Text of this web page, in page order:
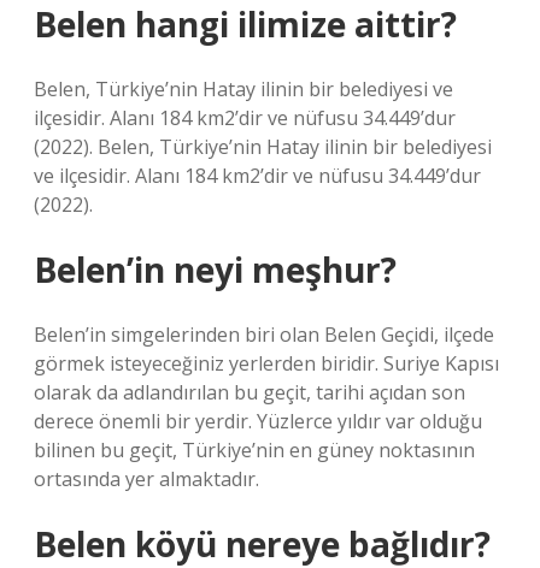
Belen hangi ilimize aittir?
Belen, Türkiye’nin Hatay ilinin bir belediyesi ve
ilçesidir. Alanı 184 km2’dir ve nüfusu 34.449’dur
(2022). Belen, Türkiye’nin Hatay ilinin bir belediyesi
ve ilçesidir. Alanı 184 km2’dir ve nüfusu 34.449’dur
(2022).
Belen’in neyi meşhur?
Belen’in simgelerinden biri olan Belen Geçidi, ilçede
görmek isteyeceğiniz yerlerden biridir. Suriye Kapısı
olarak da adlandırılan bu geçit, tarihi açıdan son
derece önemli bir yerdir. Yüzlerce yıldır var olduğu
bilinen bu geçit, Türkiye’nin en güney noktasının
ortasında yer almaktadır.
Belen köyü nereye bağlıdır?